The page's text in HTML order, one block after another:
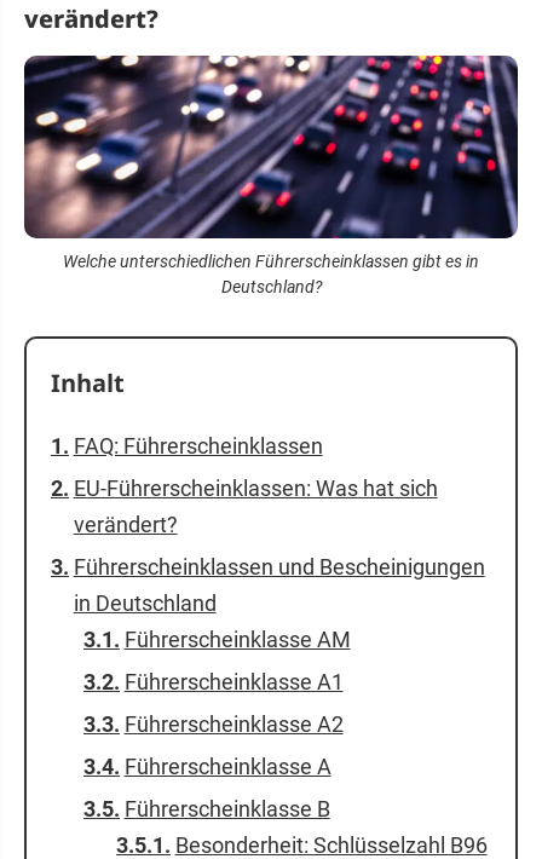
verändert?
Welche unterschiedlichen Führerscheinklassen gibt es in
Deutschland?
Inhalt
FAQ: Führerscheinklassen
EU-Führerscheinklassen: Was hat sich
verändert?
Führerscheinklassen und Bescheinigungen
in Deutschland
Führerscheinklasse AM
Führerscheinklasse A1
Führerscheinklasse A2
Führerscheinklasse A
Führerscheinklasse B
Besonderheit: Schlüsselzahl B96